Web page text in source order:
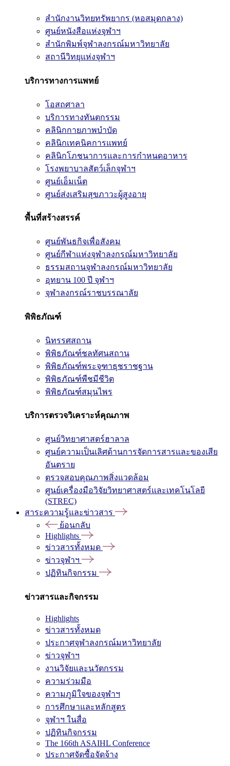
สำนักงานวิทยทรัพยากร (หอสมุดกลาง)
ศูนย์หนังสือแห่งจุฬาฯ
สำนักพิมพ์จุฬาลงกรณ์มหาวิทยาลัย
สถานีวิทยุแห่งจุฬาฯ
บริการทางการแพทย์
โอสถศาลา
บริการทางทันตกรรม
คลินิกกายภาพบำบัด
คลินิกเทคนิคการแพทย์
คลินิกโภชนาการและการกำหนดอาหาร
โรงพยาบาลสัตว์เล็กจุฬาฯ
ศูนย์เอ็มเน็ต
ศูนย์ส่งเสริมสุขภาวะผู้สูงอายุ
พื้นที่สร้างสรรค์
ศูนย์พันธกิจเพื่อสังคม
ศูนย์กีฬาแห่งจุฬาลงกรณ์มหาวิทยาลัย
ธรรมสถานจุฬาลงกรณ์มหาวิทยาลัย
อุทยาน 100 ปี จุฬาฯ
จุฬาลงกรณ์ราชบรรณาลัย
พิพิธภัณฑ์
นิทรรศสถาน
พิพิธภัณฑ์ชลทัศนสถาน
พิพิธภัณฑ์พระจุฑาธุชราชฐาน
พิพิธภัณฑ์พืชมีชีวิต
พิพิธภัณฑ์สมุนไพร
บริการตรวจวิเคราะห์คุณภาพ
ศูนย์วิทยาศาสตร์ฮาลาล
ศูนย์ความเป็นเลิศด้านการจัดการสารและของเสีย
อันตราย
ตรวจสอบคุณภาพสิ่งแวดล้อม
ศูนย์เครื่องมือวิจัยวิทยาศาสตร์และเทคโนโลยี
(STREC)
สาระความรู้และข่าวสาร
ย้อนกลับ
Highlights
ข่าวสารทั้งหมด
ข่าวจุฬาฯ
ปฏิทินกิจกรรม
ข่าวสารและกิจกรรม
Highlights
ข่าวสารทั้งหมด
ประกาศจุฬาลงกรณ์มหาวิทยาลัย
ข่าวจุฬาฯ
งานวิจัยและนวัตกรรม
ความร่วมมือ
ความภูมิใจของจุฬาฯ
การศึกษาและหลักสูตร
จุฬาฯ ในสื่อ
ปฏิทินกิจกรรม
The 166th ASAIHL Conference
ประกาศจัดซื้อจัดจ้าง